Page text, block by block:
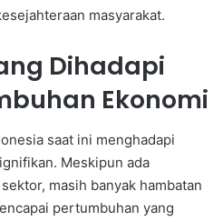
masyarakat.
Dihadapi
Ekonomi
saat ini menghadapi
Meskipun ada
masih banyak hambatan
pertumbuhan yang